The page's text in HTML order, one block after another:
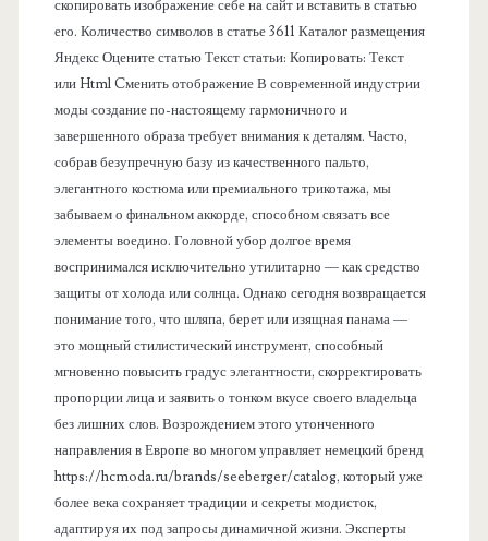
скопировать изображение себе на сайт и вставить в статью
его. Количество символов в статье 3611 Каталог размещения
Яндекс Оцените статью Текст статьи: Копировать: Текст
или Html Cменить отображение В современной индустрии
моды создание по-настоящему гармоничного и
завершенного образа требует внимания к деталям. Часто,
собрав безупречную базу из качественного пальто,
элегантного костюма или премиального трикотажа, мы
забываем о финальном аккорде, способном связать все
элементы воедино. Головной убор долгое время
воспринимался исключительно утилитарно — как средство
защиты от холода или солнца. Однако сегодня возвращается
понимание того, что шляпа, берет или изящная панама —
это мощный стилистический инструмент, способный
мгновенно повысить градус элегантности, скорректировать
пропорции лица и заявить о тонком вкусе своего владельца
без лишних слов. Возрождением этого утонченного
направления в Европе во многом управляет немецкий бренд
https://hcmoda.ru/brands/seeberger/catalog, который уже
более века сохраняет традиции и секреты модисток,
адаптируя их под запросы динамичной жизни. Эксперты